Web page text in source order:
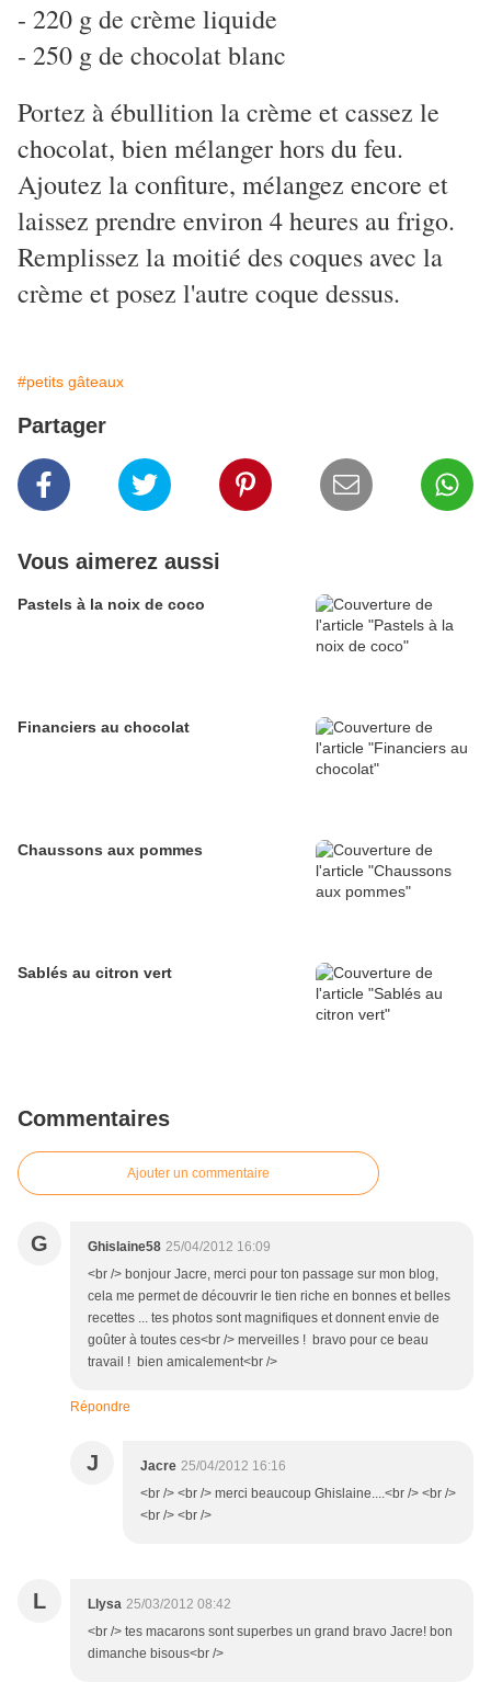
- 220 g de crème liquide
- 250 g de chocolat blanc
Portez à ébullition la crème et cassez le
chocolat, bien mélanger hors du feu.
Ajoutez la confiture, mélangez encore et
laissez prendre environ 4 heures au frigo.
Remplissez la moitié des coques avec la
crème et posez l'autre coque dessus.
#petits gâteaux
Partager
Vous aimerez aussi
Pastels à la noix de coco
Financiers au chocolat
Chaussons aux pommes
Sablés au citron vert
Commentaires
Ajouter un commentaire
G Ghislaine58 25/04/2012 16:09
<br /> bonjour Jacre, merci pour ton passage sur mon blog,
cela me permet de découvrir le tien riche en bonnes et belles
recettes ... tes photos sont magnifiques et donnent envie de
goûter à toutes ces<br /> merveilles ! bravo pour ce beau
travail ! bien amicalement<br />
Répondre
J Jacre 25/04/2012 16:16
<br /> <br /> merci beaucoup Ghislaine....<br /> <br />
<br /> <br />
L Llysa 25/03/2012 08:42
<br /> tes macarons sont superbes un grand bravo Jacre! bon
dimanche bisous<br />